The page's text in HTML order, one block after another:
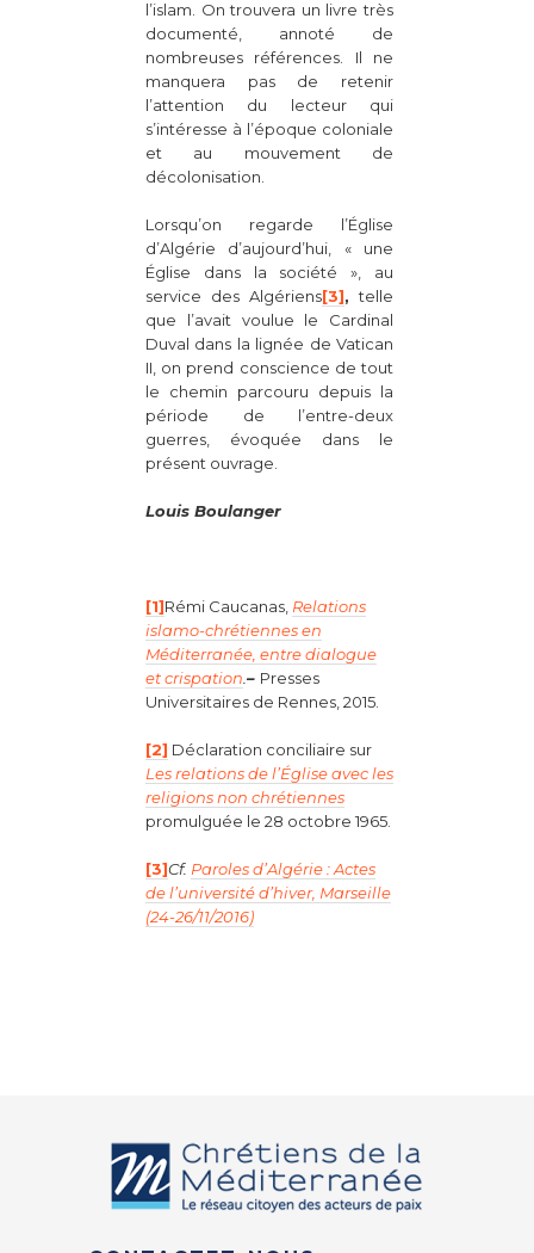
l’islam. On trouvera un livre très
documenté, annoté de
nombreuses références. Il ne
manquera pas de retenir
l’attention du lecteur qui
s’intéresse à l’époque coloniale
et au mouvement de
décolonisation.
Lorsqu’on regarde l’Église
d’Algérie d’aujourd’hui, « une
Église dans la société », au
service des Algériens[3], telle
que l’avait voulue le Cardinal
Duval dans la lignée de Vatican
II, on prend conscience de tout
le chemin parcouru depuis la
période de l’entre-deux
guerres, évoquée dans le
présent ouvrage.
Louis Boulanger
[1]Rémi Caucanas, Relations
islamo-chrétiennes en
Méditerranée, entre dialogue
et crispation.– Presses
Universitaires de Rennes, 2015.
[2] Déclaration conciliaire sur
Les relations de l’Église avec les
religions non chrétiennes
promulguée le 28 octobre 1965.
[3]Cf. Paroles d’Algérie : Actes
de l’université d’hiver, Marseille
(24-26/11/2016)